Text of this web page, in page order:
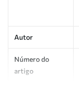
Autor
Número do
artigo